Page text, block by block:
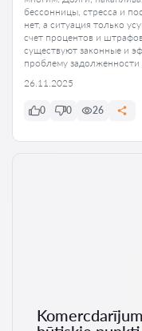
бессонницы, стресса и
нет, а ситуация только
счет процентов и
существуют законные и
проблему
26.11.2025
0 0 26